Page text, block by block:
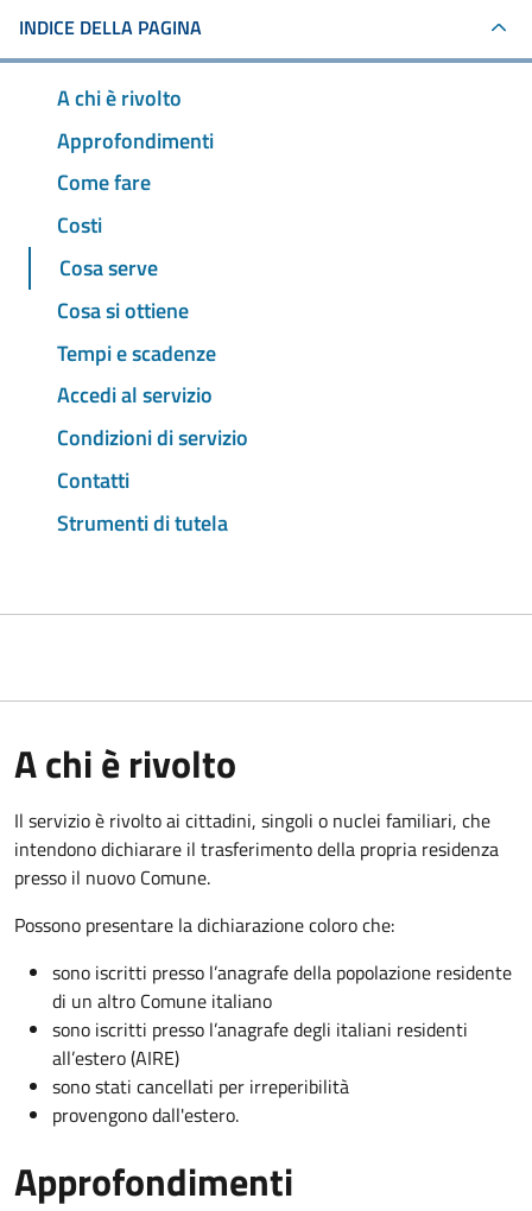
INDICE DELLA PAGINA
A chi è rivolto
Approfondimenti
Come fare
Costi
Cosa serve
Cosa si ottiene
Tempi e scadenze
Accedi al servizio
Condizioni di servizio
Contatti
Strumenti di tutela
A chi è rivolto
Il servizio è rivolto ai cittadini, singoli o nuclei familiari, che
intendono dichiarare il trasferimento della propria residenza
presso il nuovo Comune.
Possono presentare la dichiarazione coloroche:
sono iscritti presso l’anagrafe della popolazione residente
di un altro Comune italiano
sono iscritti presso l’anagrafe degli italiani residenti
all’estero (AIRE)
sono stati cancellati per irreperibilità
provengono dall'estero.
Approfondimenti